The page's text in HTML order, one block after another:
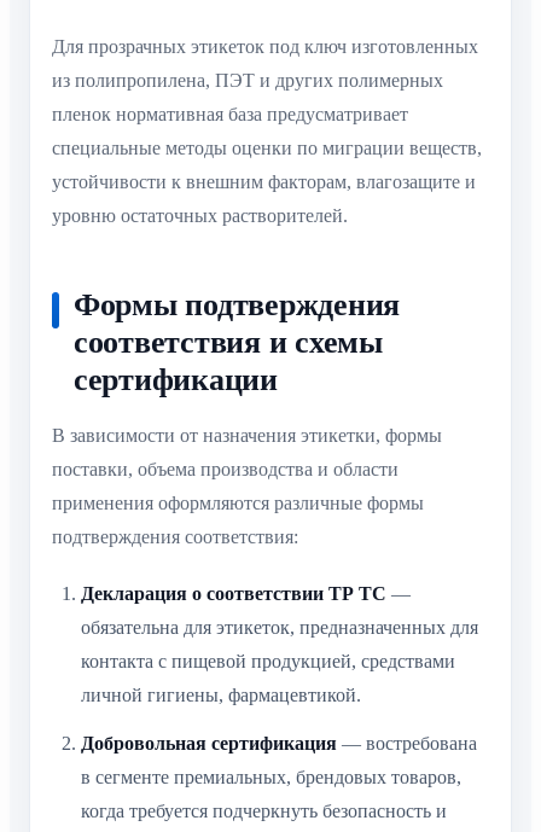
Для прозрачных этикеток под ключ изготовленных
из полипропилена, ПЭТ и других полимерных
пленок нормативная база предусматривает
специальные методы оценки по миграции веществ,
устойчивости к внешним факторам, влагозащите и
уровню остаточных растворителей.
Формы подтверждения
соответствия и схемы
сертификации
В зависимости от назначения этикетки, формы
поставки, объема производства и области
применения оформляются различные формы
подтверждения соответствия:
Декларация о соответствии ТР ТС —
обязательна для этикеток, предназначенных для
контакта с пищевой продукцией, средствами
личной гигиены, фармацевтикой.
Добровольная сертификация — востребована
в сегменте премиальных, брендовых товаров,
когда требуется подчеркнуть безопасность и